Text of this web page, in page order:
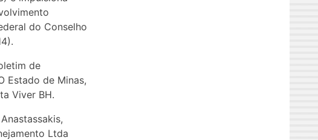
do Conselho
de
Estado de Minas,
Viver BH.
Ltda